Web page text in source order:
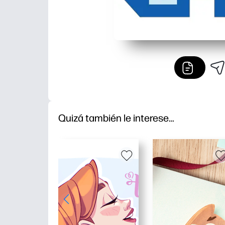
Quizá también le interese…